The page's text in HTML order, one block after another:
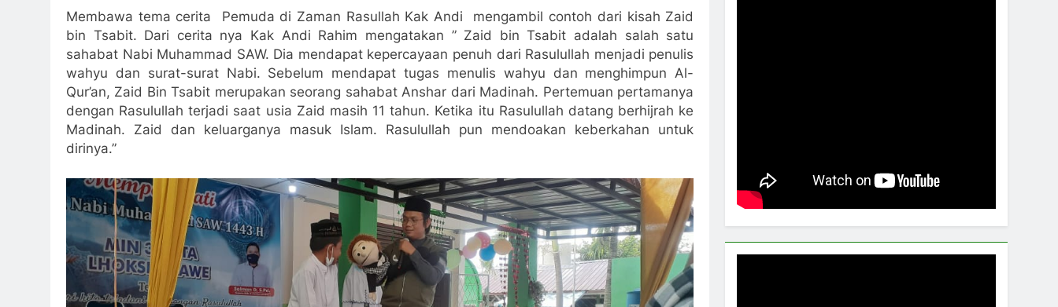
Membawa tema cerita Pemuda di Zaman Rasullah Kak Andi mengambil contoh dari kisah Zaid
bin Tsabit. Dari cerita nya Kak Andi Rahim mengatakan ” Zaid bin Tsabit adalah salah satu
sahabat Nabi Muhammad SAW. Dia mendapat kepercayaan penuh dari Rasulullah menjadi penulis
wahyu dan surat-surat Nabi. Sebelum mendapat tugas menulis wahyu dan menghimpun Al-
Qur’an, Zaid Bin Tsabit merupakan seorang sahabat Anshar dari Madinah. Pertemuan pertamanya
dengan Rasulullah terjadi saat usia Zaid masih 11 tahun. Ketika itu Rasulullah datang berhijrah ke
Madinah. Zaid dan keluarganya masuk Islam. Rasulullah pun mendoakan keberkahan untuk
dirinya.”